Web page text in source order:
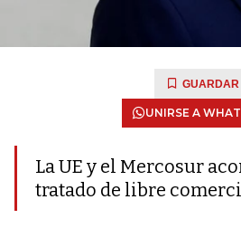
GUARDAR
UNIRSE A
La UE y el Mercosur
tratado de libre